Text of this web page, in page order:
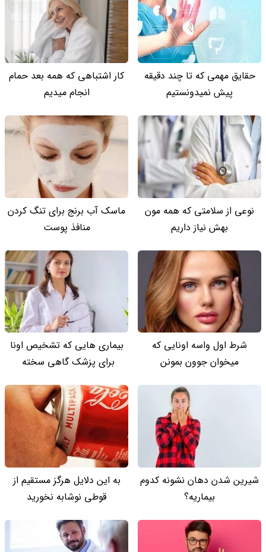
حقایق مهمی که تا چند دقیقه
پیش نمیدونستیم
کار اشتباهی که همه بعد حمام
انجام میدیم
نوعی از سلامتی که همه مون
بهش نیاز داریم
ماسک آب برنج برای تنگ کردن
منافذ پوست
شرط اول واسه اونایی که
میخوان جوون بمونن
بیماری هایی که تشخیص اونا
برای پزشک گاهی سخته
شیرین شدن دهان نشونه کدوم
بیماریه؟
به این دلایل هرگز مستقیم از
قوطی نوشابه نخورید